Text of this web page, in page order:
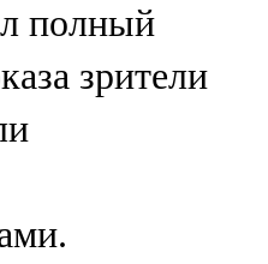
полный
зрители